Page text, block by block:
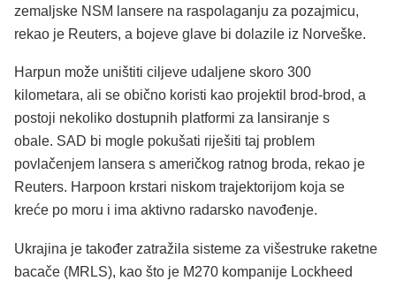
zemaljske NSM lansere na raspolaganju za pozajmicu,
rekao je Reuters, a bojeve glave bi dolazile iz Norveške.
Harpun može uništiti ciljeve udaljene skoro 300
kilometara, ali se obično koristi kao projektil brod-brod, a
postoji nekoliko dostupnih platformi za lansiranje s
obale. SAD bi mogle pokušati riješiti taj problem
povlačenjem lansera s američkog ratnog broda, rekao je
Reuters. Harpoon krstari niskom trajektorijom koja se
kreće po moru i ima aktivno radarsko navođenje.
Ukrajina je također zatražila sisteme za višestruke raketne
bacače (MRLS), kao što je M270 kompanije Lockheed